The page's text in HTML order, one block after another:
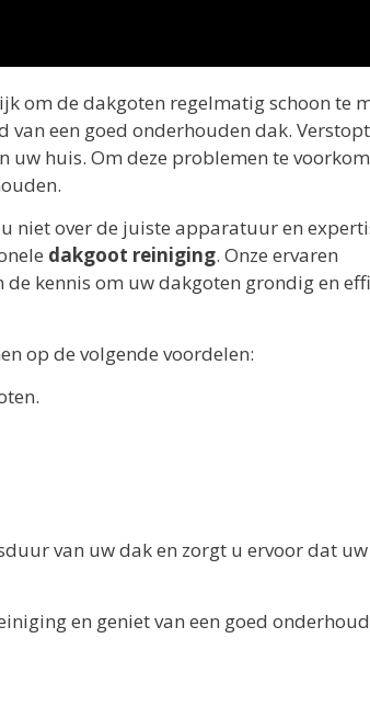
om de dakgoten regelmatig schoon te
van een goed onderhouden dak.
huis. Om deze problemen te
niet over de juiste apparatuur en
dakgoot reiniging. Onze ervaren
kennis om uw dakgoten grondig en
op de volgende voordelen:
van uw dak en zorgt u ervoor dat
en geniet van een goed